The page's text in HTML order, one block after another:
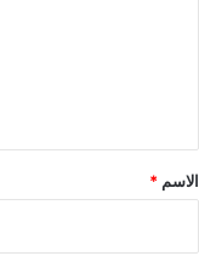
*
الاسم *